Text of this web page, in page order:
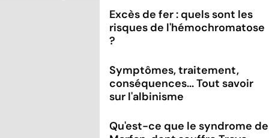
Excès de fer : quels sont les
risques de l'hémochromatose
?
Symptômes, traitement,
conséquences... Tout savoir
sur l'albinisme
Qu'est-ce que le syndrome de